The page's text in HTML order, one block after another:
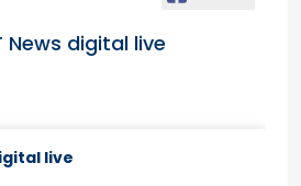
News digital live
live